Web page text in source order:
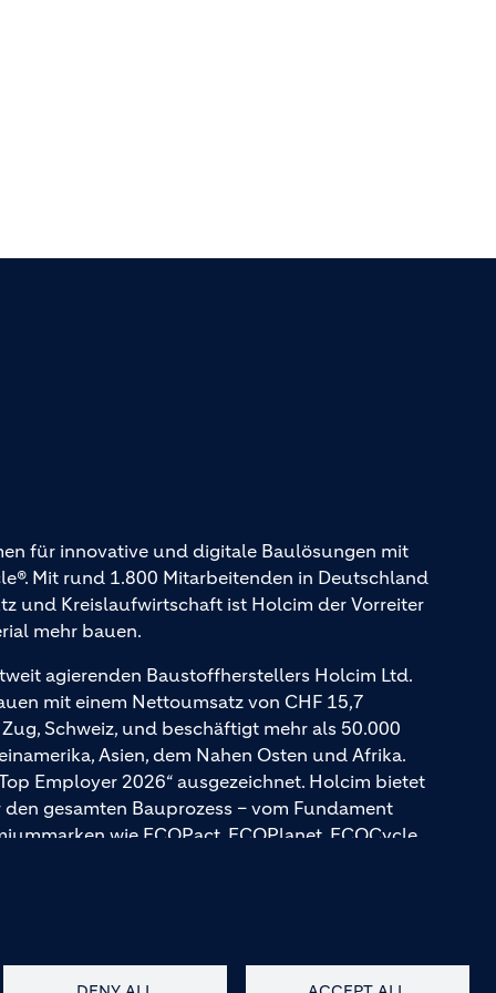
für innovative und digitale Baulösungen mit
Mit rund 1.800 Mitarbeitenden in Deutschland
und Kreislaufwirtschaft ist Holcim der Vorreiter
mehr bauen.
agierenden Baustoffherstellers Holcim Ltd.
mit einem Nettoumsatz von CHF 15,7
Schweiz, und beschäftigt mehr als 50.000
Asien, dem Nahen Osten und Afrika.
Employer 2026“ ausgezeichnet. Holcim bietet
gesamten Bauprozess – vom Fundament
wie ECOPact, ECOPlanet, ECOCycle